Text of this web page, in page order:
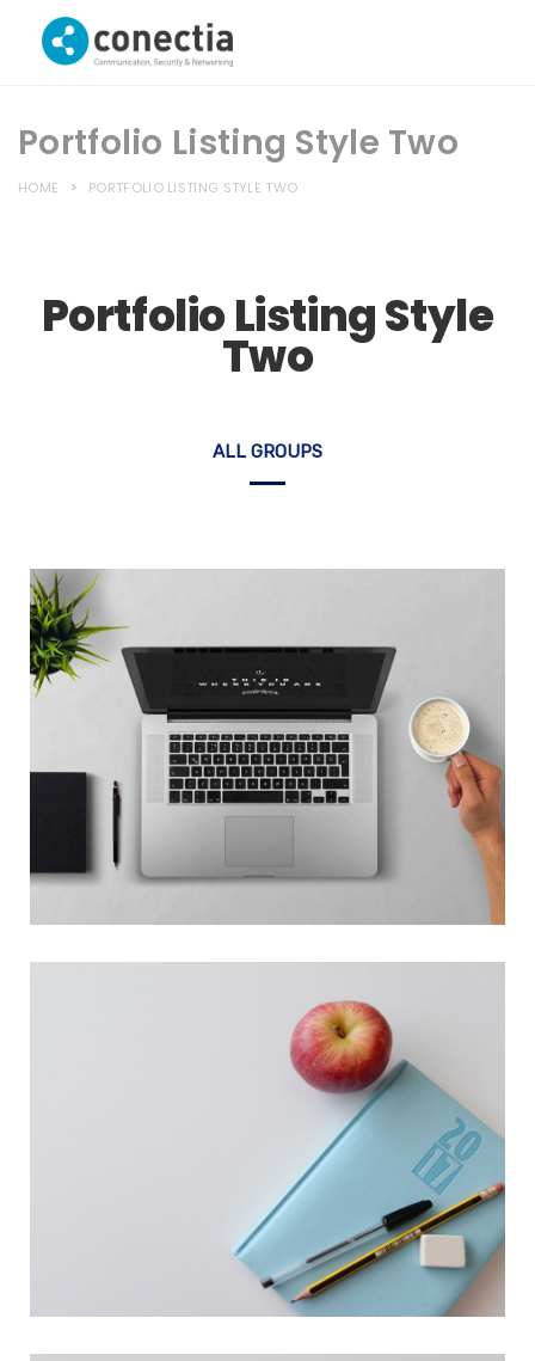
Portfolio Listing Style Two
HOME PORTFOLIO LISTING STYLE TWO
Portfolio Listing Style
Two
ALL GROUPS
MEETING
PLANNING